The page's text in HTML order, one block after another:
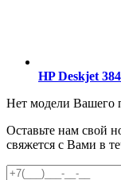
HP Deskjet
Нет модели Вашего
Оставьте нам свой
свяжется с Вами в